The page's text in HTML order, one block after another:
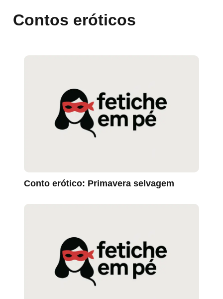
Contos eróticos
Conto erótico: Primavera selvagem